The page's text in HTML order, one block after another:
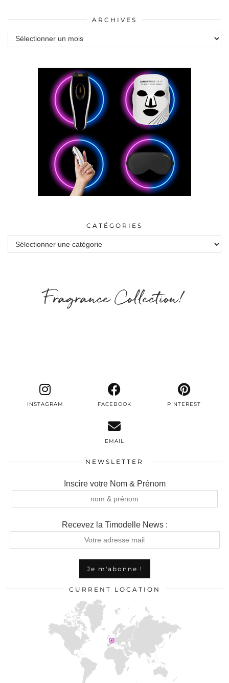
ARCHIVES
Archives
CATÉGORIES
Catégories
Fragrance Collection!
INSTAGRAM FACEBOOK PINTEREST
EMAIL
NEWSLETTER
Inscire votre Nom & Prénom
Recevez la Timodelle News :
CURRENT LOCATION